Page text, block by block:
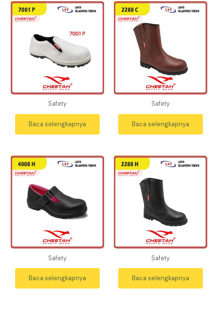
Safety
Baca selengkapnya
Safety
Baca selengkapnya
Safety
Baca selengkapnya
Safety
Baca selengkapnya